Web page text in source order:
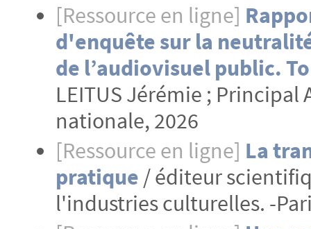
[Ressource en ligne]
d'enquête sur la
de l’audiovisuel public.
LEITUS Jérémie ; Principal
nationale, 2026
[Ressource en ligne] La
pratique / éditeur
l'industries culturelles. -